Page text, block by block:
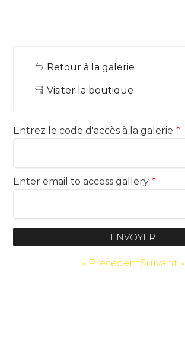
Retour à la galerie
Visiter la boutique
Entrez le code d'accès à la galerie *
Enter email to access gallery *
ENVOYER
« PrécédentSuivant »